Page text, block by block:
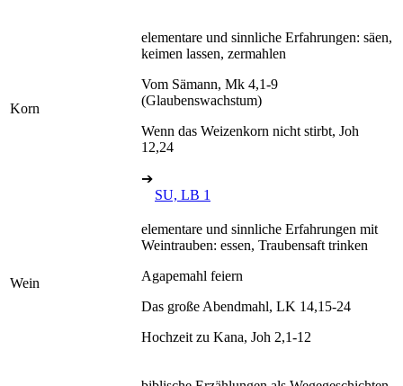
Korn
elementare und sinnliche Erfahrungen: säen,
keimen lassen, zermahlen
Vom Sämann, Mk 4,1-9
(Glaubenswachstum)
Wenn das Weizenkorn nicht stirbt, Joh
12,24
➔
SU, LB 1
Wein
elementare und sinnliche Erfahrungen mit
Weintrauben: essen, Traubensaft trinken
Agapemahl feiern
Das große Abendmahl, LK 14,15-24
Hochzeit zu Kana, Joh 2,1-12